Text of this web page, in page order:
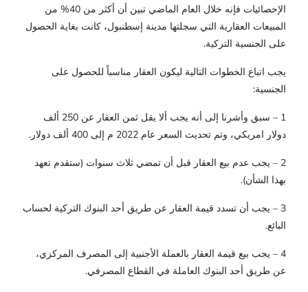
الإحصائيات فإنه خلال العام الماضي تبين أن أكثر من 40% من
المبيعات العقارية التي سجلتها مدينة إسطنبول، كانت بغاية الحصول
على الجنسية التركية.
يجب اتباع الخطوات التالية ليكون العقار مناسباً للحصول على
الجنسية:
1 – سبق وأشرنا إلى أنه يجب ألا يقل ثمن العقار عن 250 ألف
دولار امريكي، وتم تحديث السعر عام 2022 م إلى 400 ألف دولار.
2 – يجب عدم بيع العقار قبل أن تمضي ثلاث سنوات (ستقدم تعهد
بهذا الشأن).
3 – يجب أن تسدد قيمة العقار عن طريق أحد البنوك التركية لحساب
البائع.
4 – يجب بيع قيمة العقار بالعملة الأجنبية إلى المصرف المركزي،
عن طريق أحد البنوك العاملة في القطاع المصرفي.